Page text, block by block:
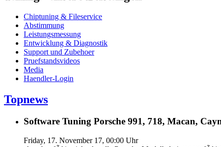
Chiptuning & Fileservice
Abstimmung
Leistungsmessung
Entwicklung & Diagnostik
Support und Zubehoer
Pruefstandsvideos
Media
Haendler-Login
Topnews
Software Tuning Porsche 991, 718, Macan,
Friday, 17. November 17, 00:00 Uhr